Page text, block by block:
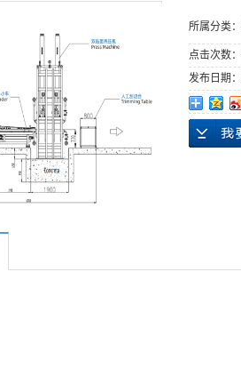
所属分类：
点击次数：
发布日期：